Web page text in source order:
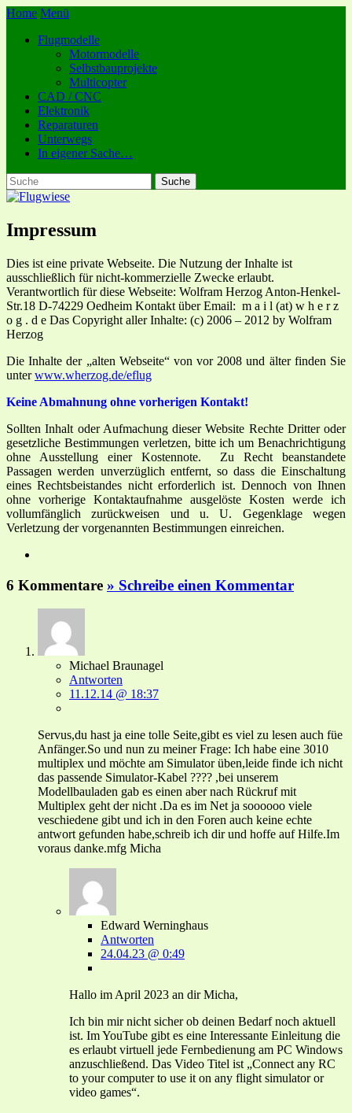
Home Menü
Flugmodelle
Motormodelle
Selbstbauprojekte
Multicopter
CAD / CNC
Elektronik
Reparaturen
Unterwegs
In eigener Sache…
Impressum
Dies ist eine private Webseite. Die Nutzung der Inhalte ist
ausschließlich für nicht-kommerzielle Zwecke erlaubt.
Verantwortlich für diese Webseite: Wolfram Herzog Anton-Henkel-
Str.18 D-74229 Oedheim Kontakt über Email: m a i l (at) w h e r z
o g . d e Das Copyright aller Inhalte: (c) 2006 – 2012 by Wolfram
Herzog
Die Inhalte der „alten Webseite“ von vor 2008 und älter finden Sie
unterwww.wherzog.de/eflug
Keine Abmahnung ohne vorherigen Kontakt!
Sollten Inhalt oder Aufmachung dieser Website Rechte Dritter oder
gesetzliche Bestimmungen verletzen, bitte ich um Benachrichtigung
ohne Ausstellung einer Kostennote. Zu Recht beanstandete
Passagen werden unverzüglich entfernt, so dass die Einschaltung
eines Rechtsbeistandes nicht erforderlich ist. Dennoch von Ihnen
ohne vorherige Kontaktaufnahme ausgelöste Kosten werde ich
vollumfänglich zurückweisen und u. U. Gegenklage wegen
Verletzung der vorgenannten Bestimmungen einreichen.
6 Kommentare » Schreibe einen Kommentar
Michael Braunagel
Antworten
11.12.14 @ 18:37
Servus,du hast ja eine tolle Seite,gibt es viel zu lesen auch füe
Anfänger.So und nun zu meiner Frage: Ich habe eine 3010
multiplex und möchte am Simulator üben,leide finde ich nicht
das passende Simulator-Kabel ???? ,bei unserem
Modellbauladen gab es einen aber nach Rückruf mit
Multiplex geht der nicht .Da es im Net ja soooooo viele
veschiedene gibt und ich in den Foren auch keine echte
antwort gefunden habe,schreib ich dir und hoffe auf Hilfe.Im
voraus danke.mfg Micha
Edward Werninghaus
Antworten
24.04.23 @ 0:49
Hallo im April 2023 an dir Micha,
Ich bin mir nicht sicher ob deinen Bedarf noch aktuell
ist. Im YouTube gibt es eine Interessante Einleitung die
es erlaubt virtuell jede Fernbedienung am PC Windows
anzuschließend. Das Video Titel ist „Connect any RC
to your computer to use it on any flight simulator or
video games“.